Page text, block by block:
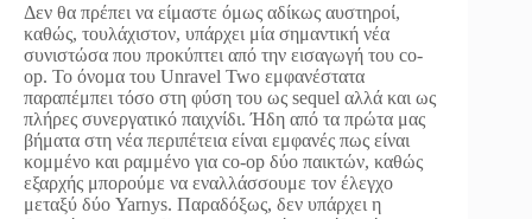
Δεν θα πρέπει να είμαστε όμως αδίκως αυστηροί,
καθώς, τουλάχιστον, υπάρχει μία σημαντική νέα
συνιστώσα που προκύπτει από την εισαγωγή του co-
op. Το όνομα του Unravel Two εμφανέστατα
παραπέμπει τόσο στη φύση του ως sequel αλλά και ως
πλήρες συνεργατικό παιχνίδι. Ήδη από τα πρώτα μας
βήματα στη νέα περιπέτεια είναι εμφανές πως είναι
κομμένο και ραμμένο για co-op δύο παικτών, καθώς
εξαρχής μπορούμε να εναλλάσσουμε τον έλεγχο
μεταξύ δύο Yarnys. Παραδόξως, δεν υπάρχει η